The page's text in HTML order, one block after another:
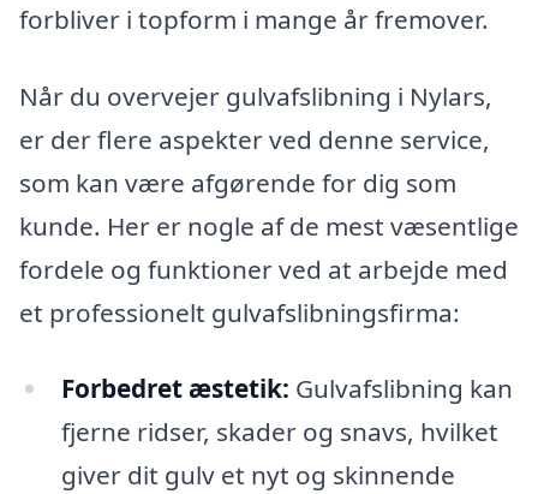
forbliver i topform i mange år fremover.
Når du overvejer gulvafslibning i Nylars,
er der flere aspekter ved denne service,
som kan være afgørende for dig som
kunde. Her er nogle af de mest væsentlige
fordele og funktioner ved at arbejde med
et professionelt gulvafslibningsfirma:
Forbedret æstetik: Gulvafslibning kan
fjerne ridser, skader og snavs, hvilket
giver dit gulv et nyt og skinnende